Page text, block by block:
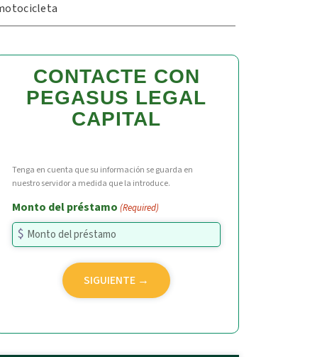
CONTACTE CON
PEGASUS LEGAL
CAPITAL
Tenga en cuenta que su información se guarda en
nuestro servidor a medida que la introduce.
Monto del préstamo (Required)